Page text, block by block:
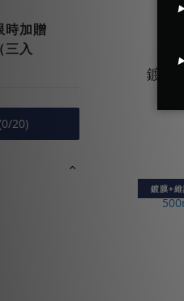
時加贈
三入
20)
鍍膜
鍍膜+